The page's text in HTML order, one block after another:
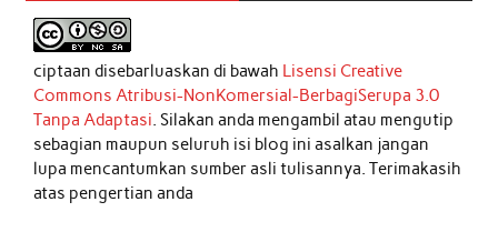
ciptaan disebarluaskan di bawah Lisensi Creative
Commons Atribusi-NonKomersial-BerbagiSerupa 3.0
Tanpa Adaptasi. Silakan anda mengambil atau mengutip
sebagian maupun seluruh isi blog ini asalkan jangan
lupa mencantumkan sumber asli tulisannya. Terimakasih
atas pengertian anda